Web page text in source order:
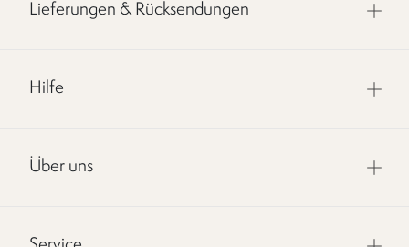
Lieferungen & Rücksendungen
Hilfe
Über uns